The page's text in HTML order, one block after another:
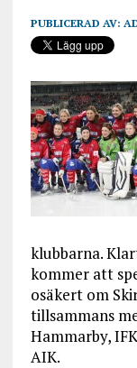
PUBLICERAD AV:
klubbarna.
kommer att
osäkert om
tillsammans
Hammarby,
AIK.